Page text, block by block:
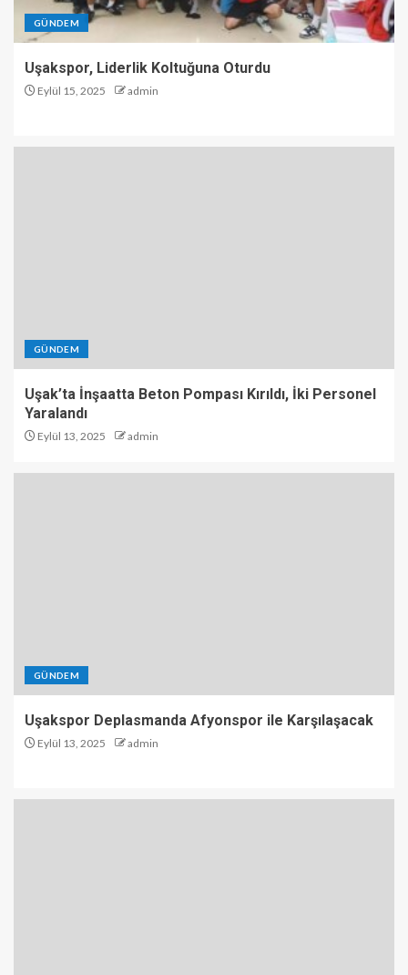
GÜNDEM
Uşakspor, Liderlik Koltuğuna Oturdu
Eylül 15, 2025 admin
GÜNDEM
Uşak’ta İnşaatta Beton Pompası Kırıldı, İki Personel
Yaralandı
Eylül 13, 2025 admin
GÜNDEM
Uşakspor Deplasmanda Afyonspor ile Karşılaşacak
Eylül 13, 2025 admin